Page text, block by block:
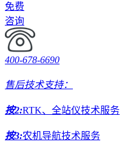
免费
咨询
400-678-6690
售后技术支持：
按2:RTK、全站仪技术服务
按3:农机导航技术服务